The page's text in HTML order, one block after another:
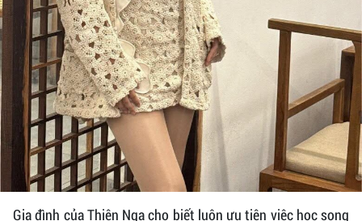
Gia đình của Thiên Nga cho biết luôn ưu tiên việc học song